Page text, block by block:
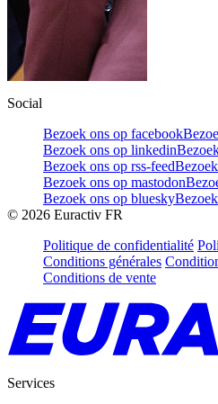
Social
Bezoek ons op facebook
Bezoek ons op linkedin
Bezoek ons op rss-feed
Bezoek ons op mastodon
Bezoek ons op bluesky
© 2026 Euractiv FR
Politique de confidentialité
Conditions générales
Conditions de vente
Services